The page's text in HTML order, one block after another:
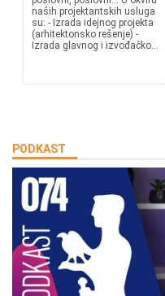
naših projektantskih usluga
su: - Izrada idejnog projekta
(arhitektonsko rešenje) -
Izrada glavnog i izvođačko...
PODKAST